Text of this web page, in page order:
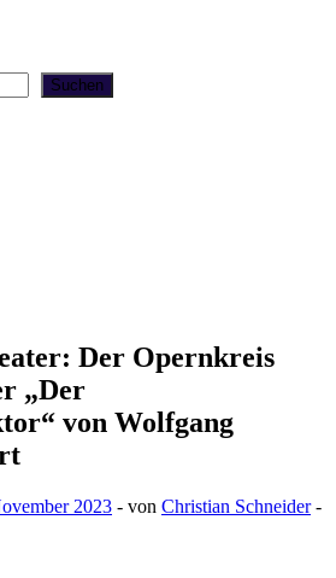
Suchen
Der Opernkreis
„Der
von Wolfgang
2023 - von Christian Schneider-